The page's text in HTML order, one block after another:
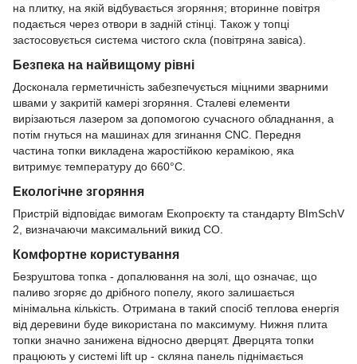
на плитку, на якій відбувається згоряння; вторинне повітря
подається через отвори в задній стінці. Також у топці
застосовується система чистого скла (повітряна завіса).
Безпека на найвищому рівні
Досконала герметичність забезпечується міцними зварними
швами у закритій камері згоряння. Сталеві елементи
вирізаються лазером за допомогою сучасного обладнання, а
потім гнуться на машинах для згинання CNC. Передня
частина топки викладена жаростійкою керамікою, яка
витримує температуру до 660°C.
Екологічне згоряння
Пристрій відповідає вимогам Екопроєкту та стандарту BImSchV
2, визначаючи максимальний викид CO.
Комфортне користування
Безруштова топка - допалювання на золі, що означає, що
паливо згоряє до дрібного попелу, якого залишається
мінімальна кількість. Отримана в такий спосіб теплова енергія
від деревини буде використана по максимуму. Нижня плита
топки значно занижена відносно дверцят. Дверцята топки
працюють у системі lift up - скляна панель піднімається